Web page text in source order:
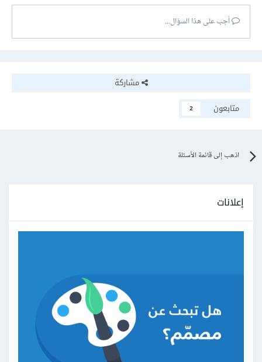
أجب على هذا السؤال...
مشاركة
متابعون
2
اذهب إلى قائمة الأسئلة
إعلانات